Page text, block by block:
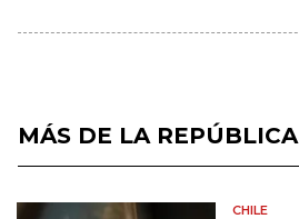
MÁS DE LA REPÚBLICA
CHILE